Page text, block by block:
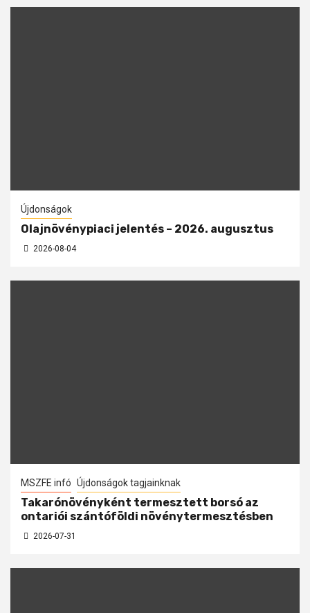
Újdonságok
Olajnövénypiaci jelentés – 2026. augusztus
2026-08-04
MSZFE infó Újdonságok tagjainknak
Takarónövényként termesztett borsó az
ontariói szántóföldi növénytermesztésben
2026-07-31